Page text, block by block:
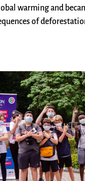
warming and
of